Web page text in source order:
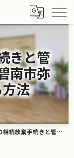
きと管
南市弥
法
と管理義務を正しく知り碧南市弥富市で安心を得る方法